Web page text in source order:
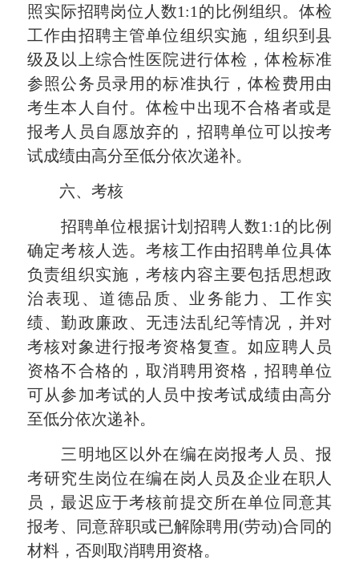
照实际招聘岗位人数1:1的比例组织。体检
工作由招聘主管单位组织实施，组织到县
级及以上综合性医院进行体检，体检标准
参照公务员录用的标准执行，体检费用由
考生本人自付。体检中出现不合格者或是
报考人员自愿放弃的，招聘单位可以按考
试成绩由高分至低分依次递补。
六、考核
招聘单位根据计划招聘人数1:1的比例
确定考核人选。考核工作由招聘单位具体
负责组织实施，考核内容主要包括思想政
治表现、道德品质、业务能力、工作实
绩、勤政廉政、无违法乱纪等情况，并对
考核对象进行报考资格复查。如应聘人员
资格不合格的，取消聘用资格，招聘单位
可从参加考试的人员中按考试成绩由高分
至低分依次递补。
三明地区以外在编在岗报考人员、报
考研究生岗位在编在岗人员及企业在职人
员，最迟应于考核前提交所在单位同意其
报考、同意辞职或已解除聘用(劳动)合同的
材料，否则取消聘用资格。